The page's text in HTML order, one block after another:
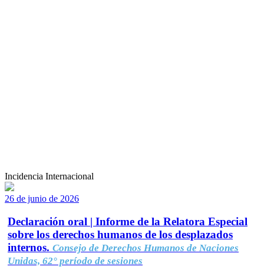
Incidencia Internacional
26 de junio de 2026
Declaración oral | Informe de la Relatora Especial
sobre los derechos humanos de los desplazados
internos. Consejo de Derechos Humanos de Naciones
Unidas, 62° período de sesiones